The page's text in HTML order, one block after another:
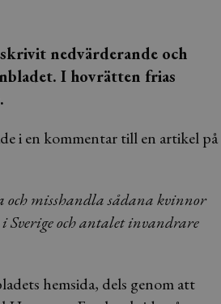
nedvärderande och
I hovrätten frias
i en kommentar till en artikel på
misshandla sådana kvinnor
och antalet invandrare
hemsida, dels genom att